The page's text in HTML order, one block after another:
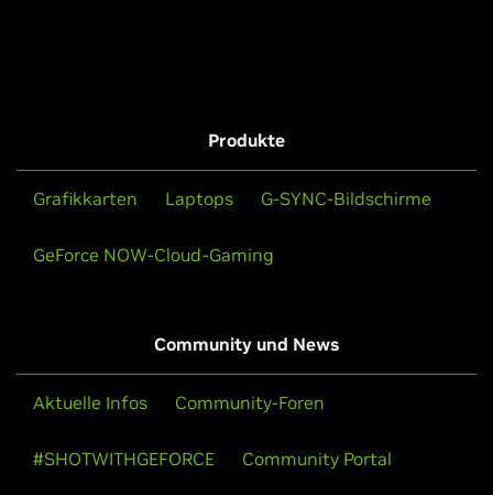
Produkte
Grafikkarten Laptops G-SYNC-Bildschirme
GeForce NOW-Cloud-Gaming
Community und News
Aktuelle Infos Community-Foren
#SHOTWITHGEFORCE Community Portal